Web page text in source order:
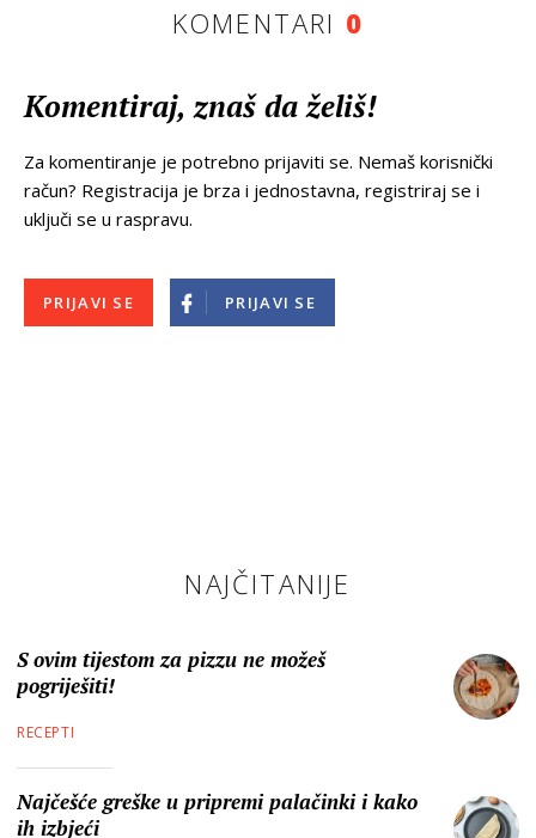
KOMENTARI 0
Komentiraj, znaš da želiš!
Za komentiranje je potrebno prijaviti se. Nemaš korisnički
račun? Registracija je brza i jednostavna, registriraj se i
uključi se u raspravu.
PRIJAVI SE PRIJAVI SE
NAJČITANIJE
S ovim tijestom za pizzu ne možeš
pogriješiti!
RECEPTI
Najčešće greške u pripremi palačinki i kako
ih izbjeći